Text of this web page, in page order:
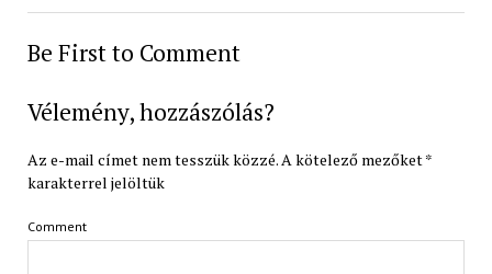
Be First to Comment
Vélemény, hozzászólás?
Az e-mail címet nem tesszük közzé.A kötelező mezőket*
karakterrel jelöltük
Comment